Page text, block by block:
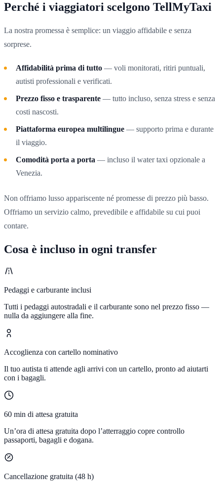
Perché i viaggiatori scelgono TellMyTaxi
La nostra promessa è semplice: un viaggio affidabile e senza
sorprese.
Affidabilità prima di tutto — voli monitorati, ritiri puntuali,
autisti professionali e verificati.
Prezzo fisso e trasparente — tutto incluso, senza stress e senza
costi nascosti.
Piattaforma europea multilingue — supporto prima e durante
il viaggio.
Comodità porta a porta — incluso il water taxi opzionale a
Venezia.
Non offriamo lusso appariscente né promesse di prezzo più basso.
Offriamo un servizio calmo, prevedibile e affidabile su cui puoi
contare.
Cosa è incluso in ogni transfer
Pedaggi e carburante inclusi
Tutti i pedaggi autostradali e il carburante sono nel prezzo fisso —
nulla da aggiungere alla fine.
Accoglienza con cartello nominativo
Il tuo autista ti attende agli arrivi con un cartello, pronto ad aiutarti
con i bagagli.
60 min di attesa gratuita
Un’ora di attesa gratuita dopo l’atterraggio copre controllo
passaporti, bagagli e dogana.
Cancellazione gratuita (48 h)